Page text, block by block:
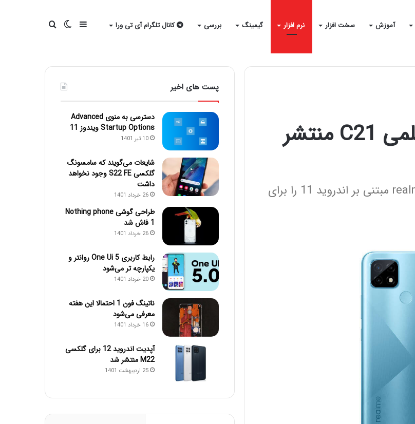
آموزش سخت افزار نرم افزار گیمینگ بررسی کانال تلگرام آی تی ورا تغییرسایدبار
آپدیت اندروید 11 برای ریلمی C21 منتشر
ریلمی انتشار به روزرسانی رابط کاربری realme UI 2.0 مبتنی بر اندروید 11 را برای
پست های اخیر
دسترسی به منوی Advanced
Startup Options ویندوز 11
10 تیر 1401
شایعات می‌گویند که سامسونگ
گلکسی S22 FE وجود نخواهد
داشت
26 خرداد 1401
طراحی گوشی Nothing phone
1 فاش شد
26 خرداد 1401
رابط کاربری One Ui 5 روانتر و
یکپارچه تر می‌شود
20 خرداد 1401
ناتینگ فون 1 احتمالا این هفته
معرفی می‌شود
16 خرداد 1401
آپدیت اندروید 12 برای گلکسی
M22 منتشر شد
25 اردیبهشت 1401